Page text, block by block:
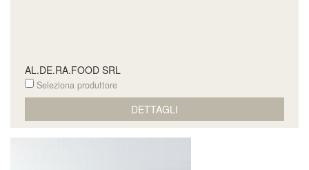
AL.DE.RA.FOOD SRL
Seleziona produttore
DETTAGLI